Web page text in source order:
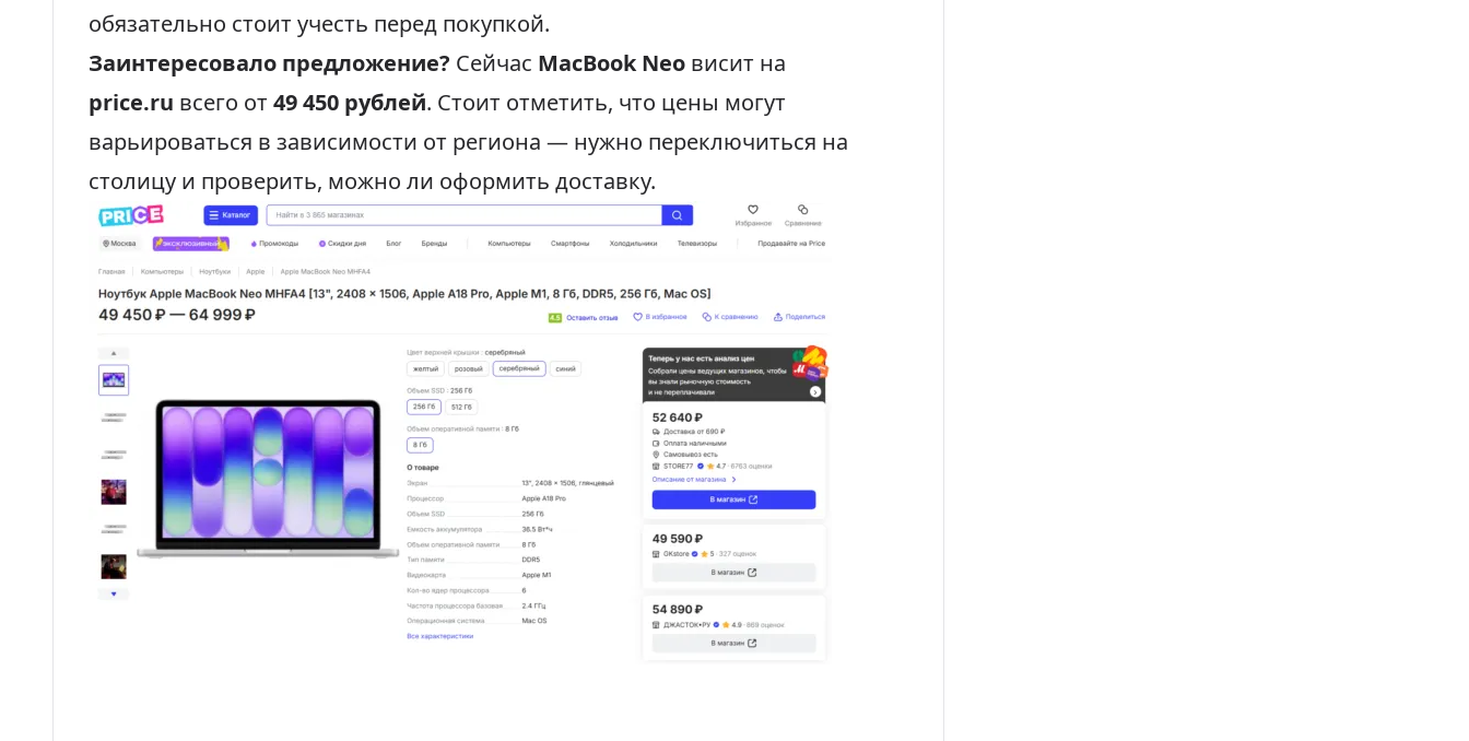
обязательно стоит учесть перед покупкой.
Заинтересовало предложение? Сейчас MacBook Neo висит на
price.ru всего от 49 450 рублей. Стоит отметить, что цены могут
варьироваться в зависимости от региона — нужно переключиться на
столицу и проверить, можно ли оформить доставку.